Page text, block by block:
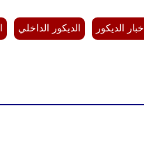
اخبار الديكور الديكور الداخلي